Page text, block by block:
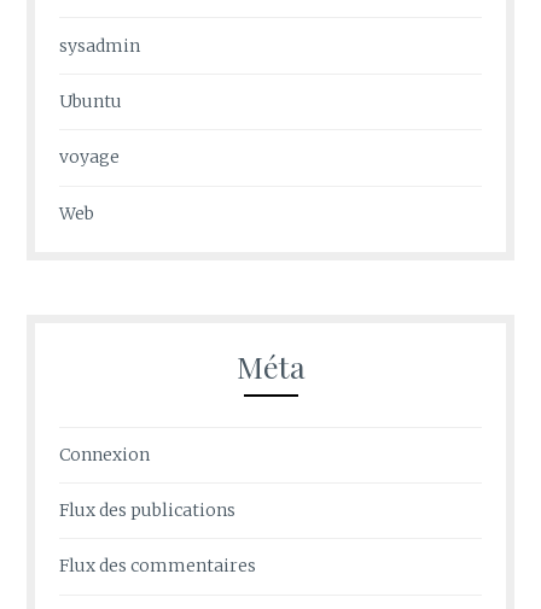
sysadmin
Ubuntu
voyage
Web
Méta
Connexion
Flux des publications
Flux des commentaires